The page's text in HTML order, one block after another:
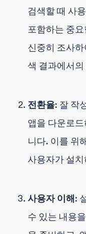
검색할 때 사
포함하는 중
신중히 조사
색 결과에서
전환율: 잘 작
앱을 다운로
니다. 이를 위
사용자가 설
사용자 이해:
수 있는 내용